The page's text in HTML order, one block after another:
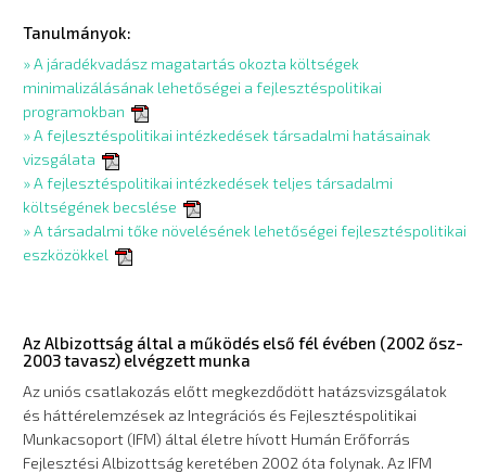
Tanulmányok:
» A járadékvadász magatartás okozta költségek
minimalizálásának lehetőségei a fejlesztéspolitikai
programokban
» A fejlesztéspolitikai intézkedések társadalmi hatásainak
vizsgálata
» A fejlesztéspolitikai intézkedések teljes társadalmi
költségének becslése
» A társadalmi tőke növelésének lehetőségei fejlesztéspolitikai
eszközökkel
Az Albizottság által a működés első fél évében (2002 ősz-
2003 tavasz) elvégzett munka
Az uniós csatlakozás előtt megkezdődött hatázsvizsgálatok
és háttérelemzések az Integrációs és Fejlesztéspolitikai
Munkacsoport (IFM) által életre hívott Humán Erőforrás
Fejlesztési Albizottság keretében 2002 óta folynak. Az IFM